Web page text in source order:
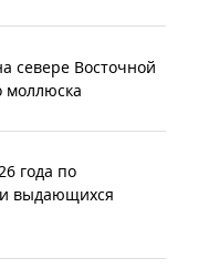
севере Восточной
моллюска
года по
выдающихся